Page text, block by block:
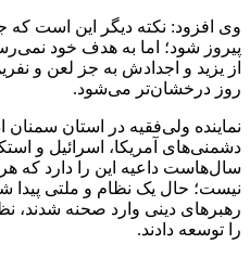
وی افزود: نکته دیگر این است
از یزید و اجدادش به جز لعن و
روز درخشان‌تر می‌شود.
نماینده ولی‌فقیه در استان سمنان
دشمنی‌های آمریکا، اسرائیل و
سال‌هاست داعیه این را دارد که
نیست؛ حال یک نظام و ملتی پیدا
رهبرهای دینی وارد صحنه شدند،
را توسعه دادند.